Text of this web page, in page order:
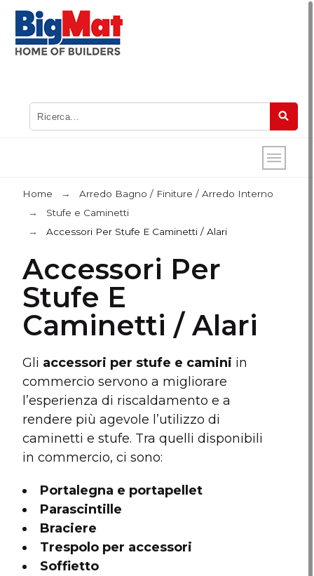
Home
Arredo Bagno / Finiture / Arredo Interno
Stufe e Caminetti
Accessori Per Stufe E Caminetti / Alari
Accessori Per
Stufe E
Caminetti / Alari
Gli accessori per stufe e camini in
commercio servono a migliorare
l’esperienza di riscaldamento e a
rendere più agevole l’utilizzo di
caminetti e stufe. Tra quelli disponibili
in commercio, ci sono:
Portalegna e portapellet
Parascintille
Braciere
Trespolo per accessori
Soffietto